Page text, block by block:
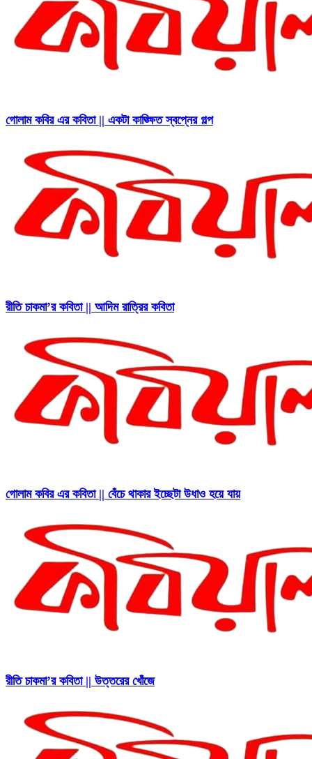
গোলাম কবির এর কবিতা || একটা কাঙ্ক্ষিত স্বপ্নের গল্প
রীতি চাকমা’র কবিতা || আদিম রাত্রির কবিতা
গোলাম কবির এর কবিতা || বেঁচে থাকার ইচ্ছেটা উধাও হয়ে যায়
রীতি চাকমা’র কবিতা || উত্তরের খোঁজে